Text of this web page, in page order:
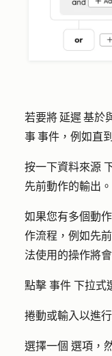
若要將 延遲 基於
事 事件，例如直
按一下資料來源
先前動作的輸出 。
如果您有多個動
作流程，例如先
法使用的操作將
點擊 事件 下拉式
捲動或輸入以進
選擇一個 選項 ，